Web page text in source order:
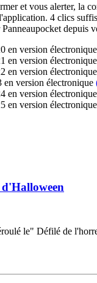
et vous alerter, la
4 clics
depuis
en version électronique
en version électronique
en version électronique
en version électronique
en version électronique
en version électronique
le" Défilé de